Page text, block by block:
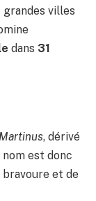
villes
dans 31
Martinus, dérivé
est donc
et de